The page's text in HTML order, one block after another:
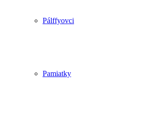
Pálffyovci
Pamiatky